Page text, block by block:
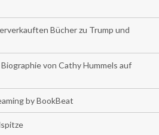
Bücher zu Trump und
von Cathy Hummels auf
by BookBeat